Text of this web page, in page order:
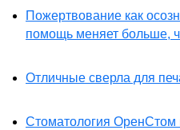
Пожертвование как
помощь меняет больше,
Отличные сверла для
Стоматология ОренСтом